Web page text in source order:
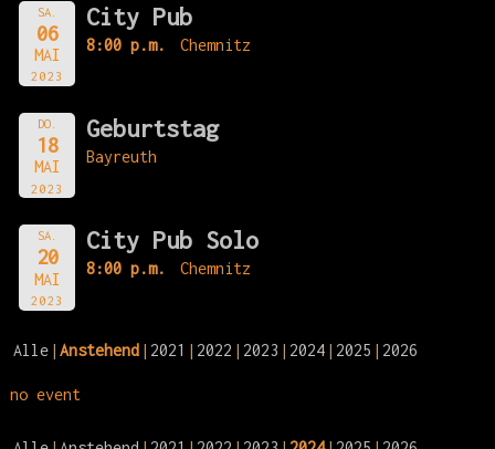
SA.
06
MAI
2023
City Pub
8:00 p.m. Chemnitz
DO.
18
MAI
2023
Geburtstag
Bayreuth
SA.
20
MAI
2023
City Pub Solo
8:00 p.m. Chemnitz
Alle Anstehend 2021 2022 2023 2024 2025 2026
no event